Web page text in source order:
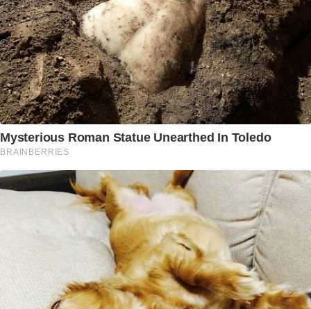
Mysterious Roman Statue Unearthed In Toledo
BRAINBERRIES